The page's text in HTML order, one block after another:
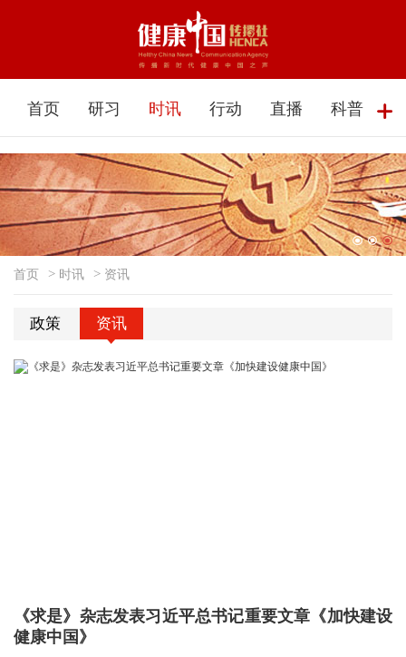
首页 研习 时讯 行动 直播 科普
首页 > 时讯 > 资讯
政策 资讯
《求是》杂志发表习近平总书记重要文章《加快建设
健康中国》